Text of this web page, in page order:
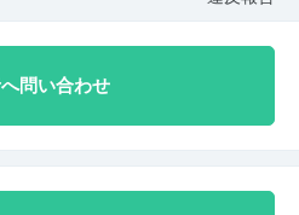
問い合わせ